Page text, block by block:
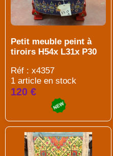
Petit meuble peint à
tiroirs H54x L31x P30
Réf : x4357
1 article en stock
120 €